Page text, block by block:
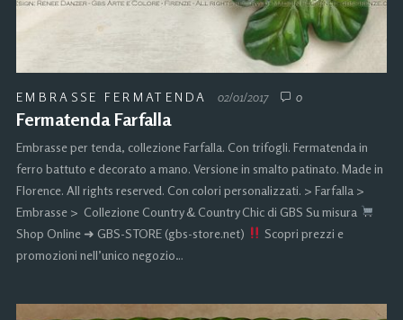
EMBRASSE FERMATENDA 02/01/2017 0
Fermatenda Farfalla
Embrasse per tenda, collezione Farfalla. Con trifogli. Fermatenda in
ferro battuto e decorato a mano. Versione in smalto patinato. Made in
Florence. All rights reserved. Con colori personalizzati. > Farfalla >
Embrasse > Collezione Country & Country Chic di GBS Su misura
Shop Online ➜ GBS-STORE (gbs-store.net)
Scopri prezzi e
promozioni nell’unico negozio…